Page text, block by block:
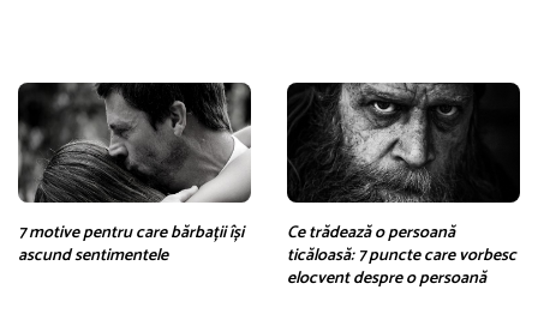
7 motive pentru care bărbații își
ascund sentimentele
Ce trădează o persoană
ticăloasă: 7 puncte care vorbesc
elocvent despre o persoană